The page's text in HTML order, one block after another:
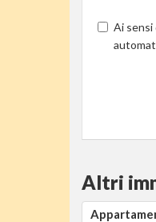
Ai sensi
Altri